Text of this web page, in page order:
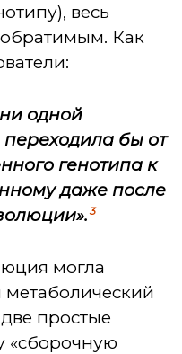
весь
Как
одной
бы от
генотипа к
даже после
3
могла
метаболический
простые
«сборочную